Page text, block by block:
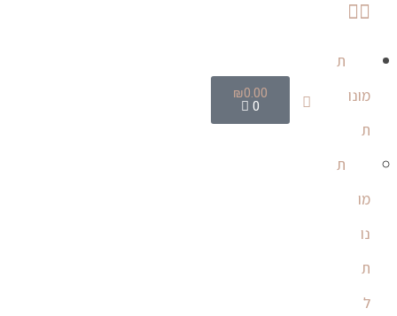
ת
מונו
ת
ת
מו
נו
ת
ל
₪0.00
0